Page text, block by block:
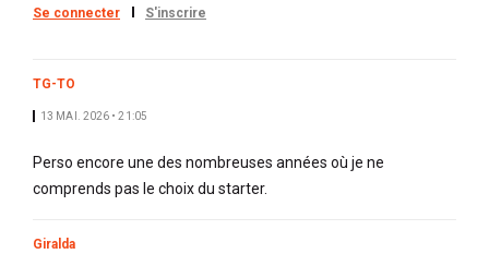
Se connecter S'inscrire
TG-TO
13 MAI. 2026 • 21:05
Perso encore une des nombreuses années où je ne
comprends pas le choix du starter.
Giralda